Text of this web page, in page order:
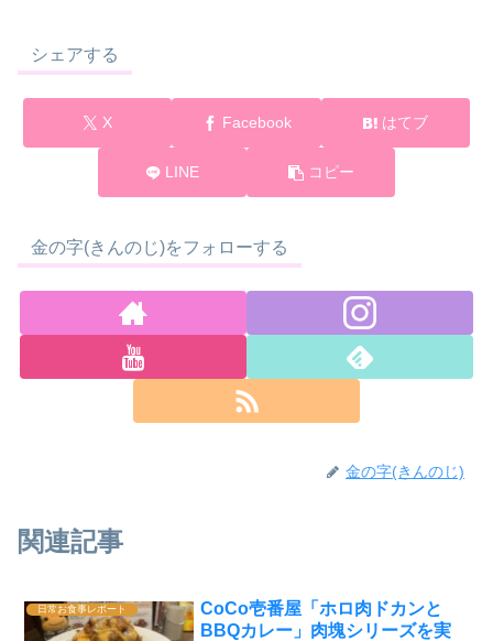
シェアする
X Facebook はてブ
LINE コピー
金の字(きんのじ)をフォローする
金の字(きんのじ)
関連記事
日常お食事レポート
CoCo壱番屋「ホロ肉ドカンと
BBQカレー」肉塊シリーズを実